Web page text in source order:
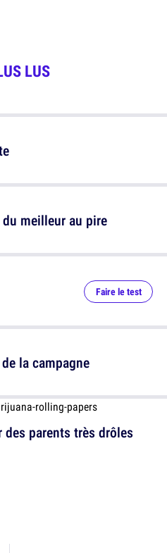
LUS
meilleur au pire
parents très drôles
Faire le test
la campagne